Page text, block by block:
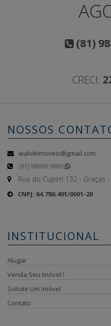
(81)
CRECI:
NOSSOS
walvikimoveis@gmail.com
(81) 98898-9889
Rua do Cupim 132 - Graças -
CNPJ: 64.786.491/0001-20
INSTITUCIONAL
Alugar
Venda Seu Imóvel !
Solicite Um Imóvel
Contato